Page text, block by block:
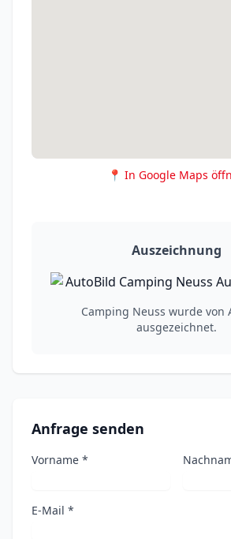
📍 In Google Maps
Auszeichnung
Camping Neuss wurde von
ausgezeichnet.
Anfrage senden
Vorname *
E-Mail *